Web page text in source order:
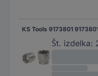
KS Tools 9173801
Št. izdelka: